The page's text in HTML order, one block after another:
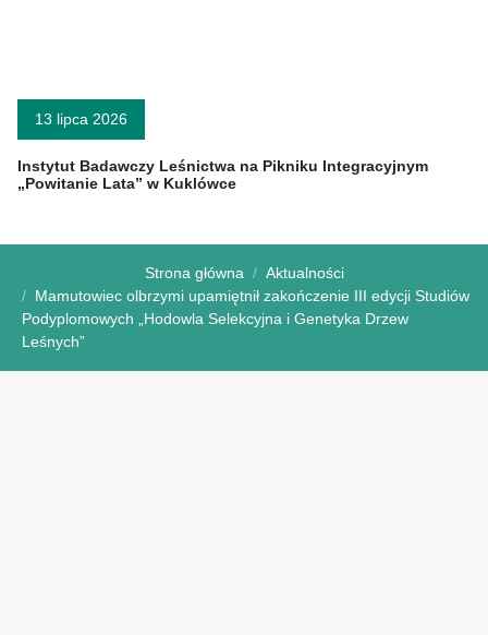
13 lipca 2026
Instytut Badawczy Leśnictwa na Pikniku Integracyjnym
„Powitanie Lata” w Kuklówce
Strona główna
Aktualności
Mamutowiec olbrzymi upamiętnił zakończenie III edycji Studiów
Podyplomowych „Hodowla Selekcyjna i Genetyka Drzew
Leśnych”